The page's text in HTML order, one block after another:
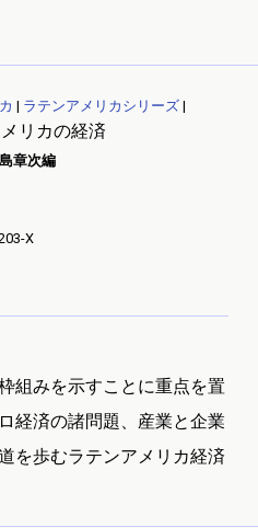
| ラテンアメリカシリーズ|
リカの経済
章次編
X
組みを示すことに重点を置
経済の諸問題、産業と企業
を歩むラテンアメリカ経済